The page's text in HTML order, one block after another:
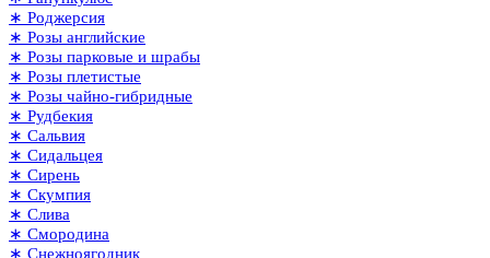
∗ Роджерсия
∗ Розы английские
∗ Розы парковые и шрабы
∗ Розы плетистые
∗ Розы чайно-гибридные
∗ Рудбекия
∗ Сальвия
∗ Сидальцея
∗ Сирень
∗ Скумпия
∗ Слива
∗ Смородина
∗ Снежноягодник